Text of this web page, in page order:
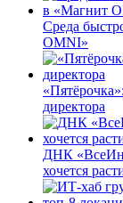
Среда
OMNI»
директора
ДНК
хочется